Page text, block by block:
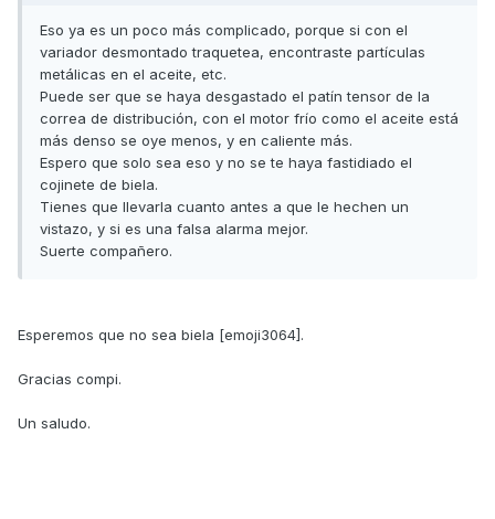
Eso ya es un poco más complicado, porque si con el
variador desmontado traquetea, encontraste partículas
metálicas en el aceite, etc.
Puede ser que se haya desgastado el patín tensor de la
correa de distribución, con el motor frío como el aceite está
más denso se oye menos, y en caliente más.
Espero que solo sea eso y no se te haya fastidiado el
cojinete de biela.
Tienes que llevarla cuanto antes a que le hechen un
vistazo, y si es una falsa alarma mejor.
Suerte compañero.
Esperemos que no sea biela [emoji3064].
Gracias compi.
Un saludo.